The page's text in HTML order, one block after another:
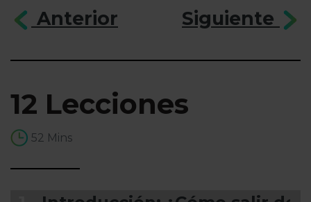
Anterior Siguiente
12 Lecciones
52 Mins